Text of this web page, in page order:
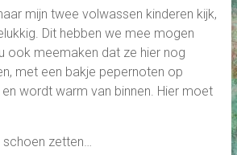
mijn twee volwassen kinderen kijk,
Dit hebben we mee mogen
ook meemaken dat ze hier nog
met een bakje pepernoten op
wordt warm van binnen. Hier moet
zetten…